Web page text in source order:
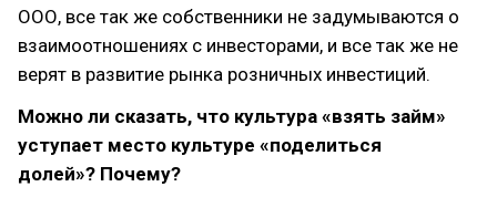
ООО, все так же собственники не задумываются о
взаимоотношениях с инвесторами, и все так же не
верят в развитие рынка розничных инвестиций.
Можно ли сказать, что культура «взять займ»
уступает место культуре «поделиться
долей»? Почему?